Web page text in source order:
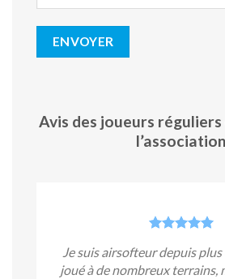
Avis des joueurs
l’association
Je suis airsofteur depuis plus
joué à de nombreux terrains,